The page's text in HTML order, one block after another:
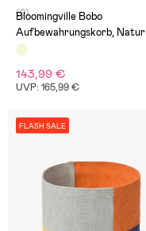
(0)
Bloomingville Bobo
Aufbewahrungskorb, Natur
143,99 €
UVP: 165,99 €
FLASH SALE